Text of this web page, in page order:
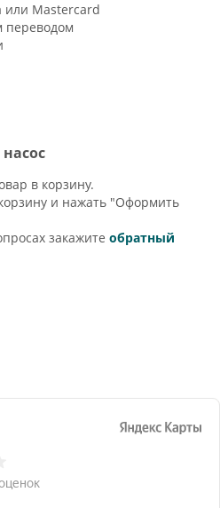
или Mastercard
переводом
в корзину.
и нажать "Оформить
закажите обратный